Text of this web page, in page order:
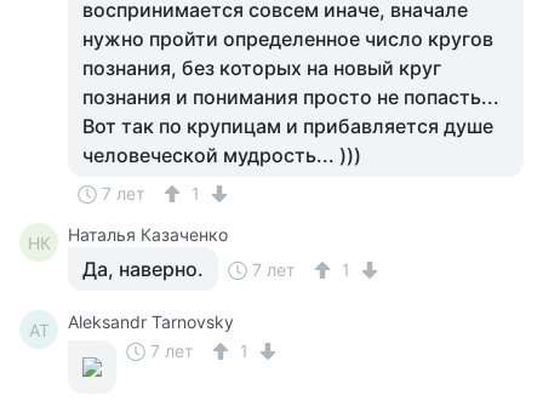
воспринимается совсем иначе, вначале
нужно пройти определенное число кругов
познания, без которых на новый круг
познания и понимания просто не попасть...
Вот так по крупицам и прибавляется душе
человеческой мудрость... )))
7 лет 1
НК Наталья Казаченко
Да, наверно. 7 лет 1
AT
Aleksandr Tarnovsky
7 лет
1